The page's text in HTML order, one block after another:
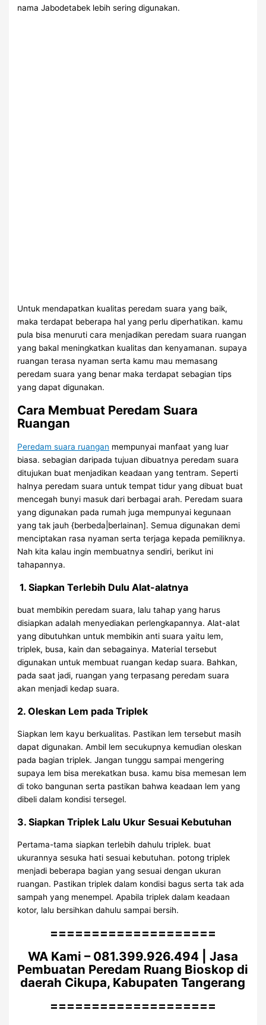
nama Jabodetabek lebih sering digunakan.
Untuk mendapatkan kualitas peredam suara yang baik,
maka terdapat beberapa hal yang perlu diperhatikan. kamu
pula bisa menuruti cara menjadikan peredam suara ruangan
yang bakal meningkatkan kualitas dan kenyamanan. supaya
ruangan terasa nyaman serta kamu mau memasang
peredam suara yang benar maka terdapat sebagian tips
yang dapat digunakan.
Cara Membuat Peredam Suara
Ruangan
Peredam suara ruangan mempunyai manfaat yang luar
biasa. sebagian daripada tujuan dibuatnya peredam suara
ditujukan buat menjadikan keadaan yang tentram. Seperti
halnya peredam suara untuk tempat tidur yang dibuat buat
mencegah bunyi masuk dari berbagai arah. Peredam suara
yang digunakan pada rumah juga mempunyai kegunaan
yang tak jauh {berbeda|berlainan]. Semua digunakan demi
menciptakan rasa nyaman serta terjaga kepada pemiliknya.
Nah kita kalau ingin membuatnya sendiri, berikut ini
tahapannya.
1. Siapkan Terlebih Dulu Alat-alatnya
buat membikin peredam suara, lalu tahap yang harus
disiapkan adalah menyediakan perlengkapannya. Alat-alat
yang dibutuhkan untuk membikin anti suara yaitu lem,
triplek, busa, kain dan sebagainya. Material tersebut
digunakan untuk membuat ruangan kedap suara. Bahkan,
pada saat jadi, ruangan yang terpasang peredam suara
akan menjadi kedap suara.
2. Oleskan Lem pada Triplek
Siapkan lem kayu berkualitas. Pastikan lem tersebut masih
dapat digunakan. Ambil lem secukupnya kemudian oleskan
pada bagian triplek. Jangan tunggu sampai mengering
supaya lem bisa merekatkan busa. kamu bisa memesan lem
di toko bangunan serta pastikan bahwa keadaan lem yang
dibeli dalam kondisi tersegel.
3. Siapkan Triplek Lalu Ukur Sesuai Kebutuhan
Pertama-tama siapkan terlebih dahulu triplek. buat
ukurannya sesuka hati sesuai kebutuhan. potong triplek
menjadi beberapa bagian yang sesuai dengan ukuran
ruangan. Pastikan triplek dalam kondisi bagus serta tak ada
sampah yang menempel. Apabila triplek dalam keadaan
kotor, lalu bersihkan dahulu sampai bersih.
====================
WA Kami – 081.399.926.494 | Jasa
Pembuatan Peredam Ruang Bioskop di
daerah Cikupa, Kabupaten Tangerang
====================